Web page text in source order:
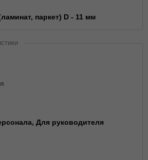
паркет) D - 11 мм
Для руководителя